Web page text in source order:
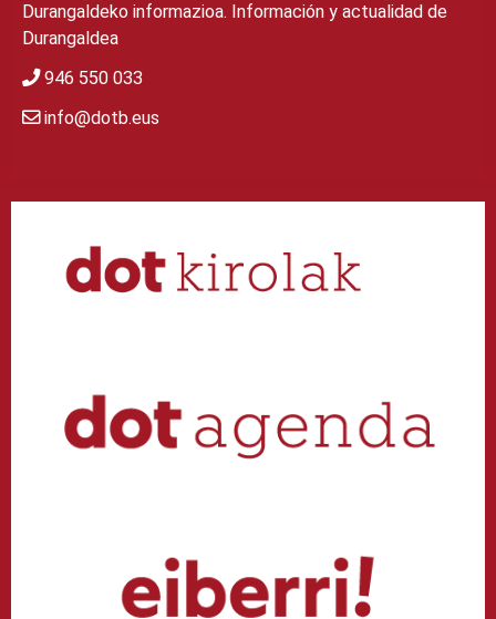
Durangaldeko informazioa. Información y actualidad de
Durangaldea
946 550 033
info@dotb.eus